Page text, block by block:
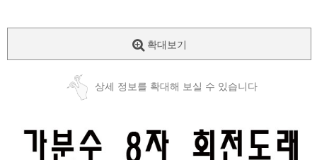
확대보기
상세 정보를 확대해 보실 수 있습니다